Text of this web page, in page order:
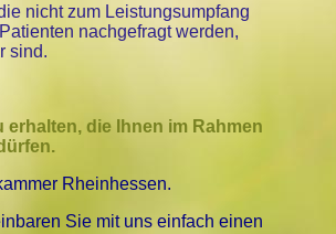
nicht zum Leistungsumpfang
nachgefragt werden,
sind.
die Ihnen im Rahmen
Rheinhessen.
Sie mit uns einfach einen